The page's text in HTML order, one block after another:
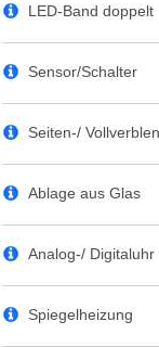
LED-Band doppelt
Sensor/Schalter
Seiten-/
Ablage aus Glas
Analog-/ Digitaluhr
Spiegelheizung